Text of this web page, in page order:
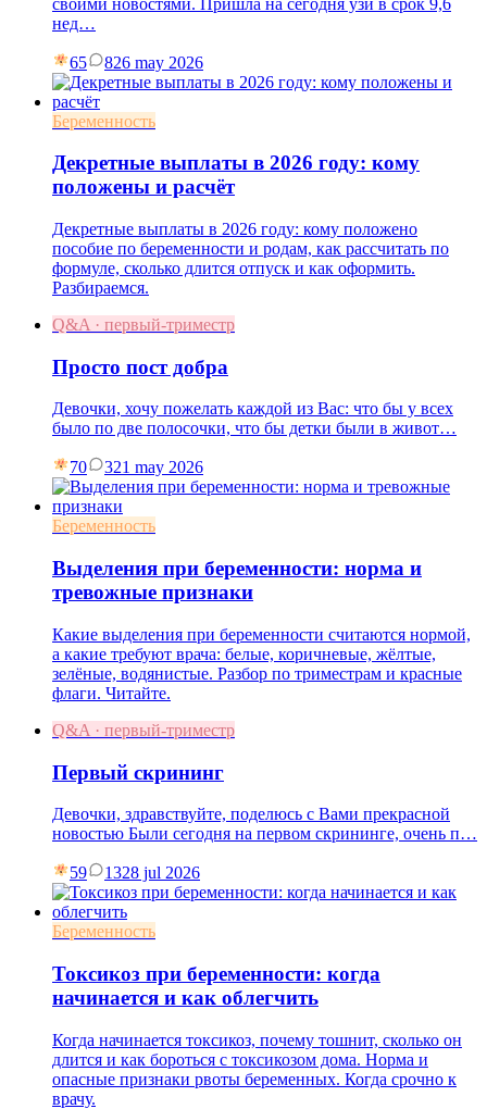
нед…
65 826 may 2026
Беременность
Декретные выплаты в 2026 году: кому
положены и расчёт
Декретные выплаты в 2026 году: кому положено
пособие по беременности и родам, как рассчитать по
формуле, сколько длится отпуск и как оформить.
Разбираемся.
Q&A · первый-триместр
Просто пост добра
Девочки, хочу пожелать каждой из Вас: что бы у всех
было по две полосочки, что бы детки были в живот…
70 321 may 2026
Беременность
Выделения при беременности: норма и
тревожные признаки
Какие выделения при беременности считаются нормой,
а какие требуют врача: белые, коричневые, жёлтые,
зелёные, водянистые. Разбор по триместрам и красные
флаги. Читайте.
Q&A · первый-триместр
Первый скрининг
Девочки, здравствуйте, поделюсь с Вами прекрасной
новостью Были сегодня на первом скрининге, очень п…
59 1328 jul 2026
Беременность
Токсикоз при беременности: когда
начинается и как облегчить
Когда начинается токсикоз, почему тошнит, сколько он
длится и как бороться с токсикозом дома. Норма и
опасные признаки рвоты беременных. Когда срочно к
врачу.